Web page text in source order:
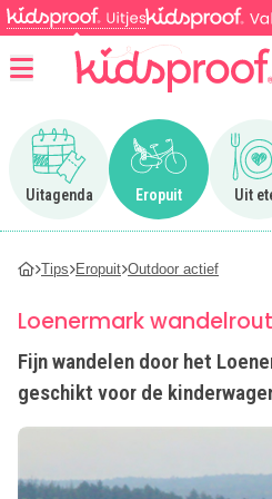
Uitagenda
Ga naar Uitagenda
Eropuit
Ga naar
Uit
Tips Eropuit Outdoor actief
Loenermark
Fijn wandelen door het
geschikt voor de